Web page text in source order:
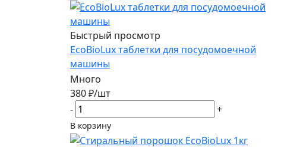
Быстрый просмотр
EcoBioLux таблетки для посудомоечной
машины
Много
380₽/шт
-
+
В корзину